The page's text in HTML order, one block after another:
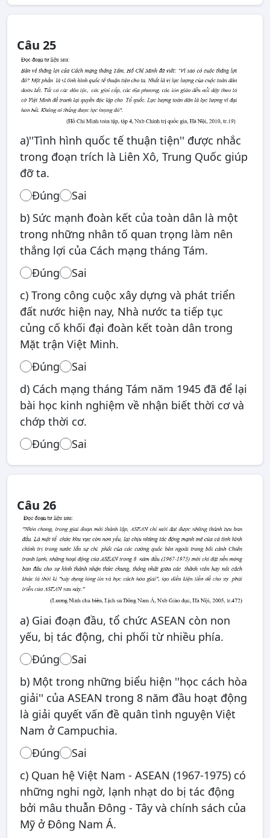
Câu 25
a)''Tình hình quốc tế thuận tiện'' được nhắc
trong đoạn trích là Liên Xô, Trung Quốc giúp
đỡ ta.
Đúng
Sai
b) Sức mạnh đoàn kết của toàn dân là một
trong những nhân tố quan trọng làm nên
thắng lợi của Cách mạng tháng Tám.
Đúng
Sai
c) Trong công cuộc xây dựng và phát triển
đất nước hiện nay, Nhà nước ta tiếp tục
củng cố khối đại đoàn kết toàn dân trong
Mặt trận Việt Minh.
Đúng
Sai
d) Cách mạng tháng Tám năm 1945 đã để lại
bài học kinh nghiệm về nhận biết thời cơ và
chớp thời cơ.
Đúng
Sai
Câu 26
a) Giai đoạn đầu, tổ chức ASEAN còn non
yếu, bị tác động, chi phối từ nhiều phía.
Đúng
Sai
b) Một trong những biểu hiện ''học cách hòa
giải'' của ASEAN trong 8 năm đầu hoạt động
là giải quyết vấn đề quân tình nguyện Việt
Nam ở Campuchia.
Đúng
Sai
c) Quan hệ Việt Nam - ASEAN (1967-1975) có
những nghi ngờ, lạnh nhạt do bị tác động
bởi mâu thuẫn Đông - Tây và chính sách của
Mỹ ở Đông Nam Á.